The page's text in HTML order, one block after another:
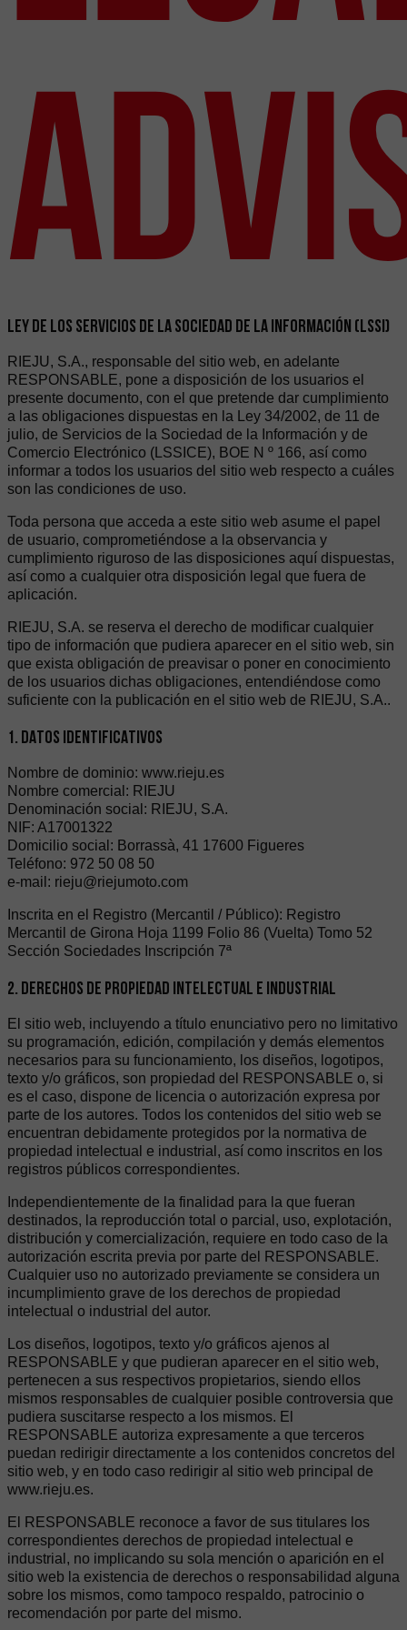
LEY DE LOS SERVICIOS DE LA SOCIEDAD DE LA INFORMACIÓN (LSSI)
RIEJU, S.A., responsable del sitio web, en adelante
RESPONSABLE, pone a disposición de los usuarios el
presente documento, con el que pretende dar cumplimiento
a las obligaciones dispuestas en la Ley 34/2002, de 11 de
julio, de Servicios de la Sociedad de la Información y de
Comercio Electrónico (LSSICE), BOE N º 166, así como
informar a todos los usuarios del sitio web respecto a cuáles
son las condiciones de uso.
Toda persona que acceda a este sitio web asume el papel
de usuario, comprometiéndose a la observancia y
cumplimiento riguroso de las disposiciones aquí dispuestas,
así como a cualquier otra disposición legal que fuera de
aplicación.
RIEJU, S.A. se reserva el derecho de modificar cualquier
tipo de información que pudiera aparecer en el sitio web, sin
que exista obligación de preavisar o poner en conocimiento
de los usuarios dichas obligaciones, entendiéndose como
suficiente con la publicación en el sitio web de RIEJU, S.A..
1. DATOS IDENTIFICATIVOS
Nombre de dominio: www.rieju.es
Nombre comercial: RIEJU
Denominación social: RIEJU, S.A.
NIF: A17001322
Domicilio social: Borrassà, 41 17600 Figueres
Teléfono: 972 50 08 50
e-mail: rieju@riejumoto.com
Inscrita en el Registro (Mercantil / Público): Registro
Mercantil de Girona Hoja 1199 Folio 86 (Vuelta) Tomo 52
Sección Sociedades Inscripción 7ª
2. DERECHOS DE PROPIEDAD INTELECTUAL E INDUSTRIAL
El sitio web, incluyendo a título enunciativo pero no limitativo
su programación, edición, compilación y demás elementos
necesarios para su funcionamiento, los diseños, logotipos,
texto y/o gráficos, son propiedad del RESPONSABLE o, si
es el caso, dispone de licencia o autorización expresa por
parte de los autores. Todos los contenidos del sitio web se
encuentran debidamente protegidos por la normativa de
propiedad intelectual e industrial, así como inscritos en los
registros públicos correspondientes.
Independientemente de la finalidad para la que fueran
destinados, la reproducción total o parcial, uso, explotación,
distribución y comercialización, requiere en todo caso de la
autorización escrita previa por parte del RESPONSABLE.
Cualquier uso no autorizado previamente se considera un
incumplimiento grave de los derechos de propiedad
intelectual o industrial del autor.
Los diseños, logotipos, texto y/o gráficos ajenos al
RESPONSABLE y que pudieran aparecer en el sitio web,
pertenecen a sus respectivos propietarios, siendo ellos
mismos responsables de cualquier posible controversia que
pudiera suscitarse respecto a los mismos. El
RESPONSABLE autoriza expresamente a que terceros
puedan redirigir directamente a los contenidos concretos del
sitio web, y en todo caso redirigir al sitio web principal de
www.rieju.es.
El RESPONSABLE reconoce a favor de sus titulares los
correspondientes derechos de propiedad intelectual e
industrial, no implicando su sola mención o aparición en el
sitio web la existencia de derechos o responsabilidad alguna
sobre los mismos, como tampoco respaldo, patrocinio o
recomendación por parte del mismo.